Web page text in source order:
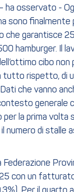
ha osservato -
sono finalmente
che garantisce
hamburger. Il
cibo non
tutto rispetto, di
che vanno
generale
per la prima volta
numero di stalle
Federazione
con un